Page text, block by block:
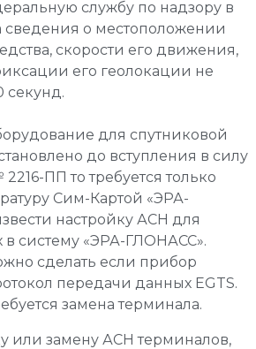
службу по надзору в
сведения о местоположении
скорости его движения,
его геолокации не
секунд.
для спутниковой
до вступления в силу
ПП то требуется только
Сим-Картой «ЭРА-
настройку АСН для
систему «ЭРА-ГЛОНАСС».
сделать если прибор
передачи данных EGTS.
замена терминала.
или замену АСН терминалов,